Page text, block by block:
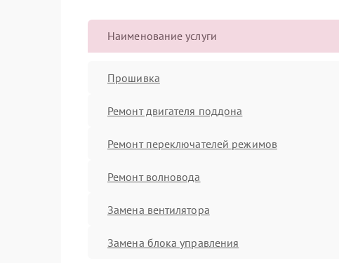
Наименование услуги
Прошивка
Ремонт двигателя поддона
Ремонт переключателей режимов
Ремонт волновода
Замена вентилятора
Замена блока управления